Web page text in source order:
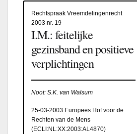
Rechtspraak Vreemdelingenrecht
2003 nr. 19
I.M.: feitelijke
gezinsband en positieve
verplichtingen
Noot: S.K. van Walsum
25-03-2003 Europees Hof voor de
Rechten van de Mens
(ECLI:NL:XX:2003:AL4870)